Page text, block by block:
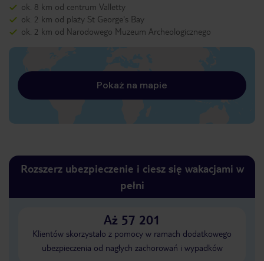
ok. 8 km od centrum Valletty
ok. 2 km od plaży St George's Bay
ok. 2 km od Narodowego Muzeum Archeologicznego
Pokaż na mapie
Rozszerz ubezpieczenie i ciesz się wakacjami w
pełni
Aż 57 201
Klientów skorzystało z pomocy w ramach dodatkowego
ubezpieczenia od nagłych zachorowań i wypadków